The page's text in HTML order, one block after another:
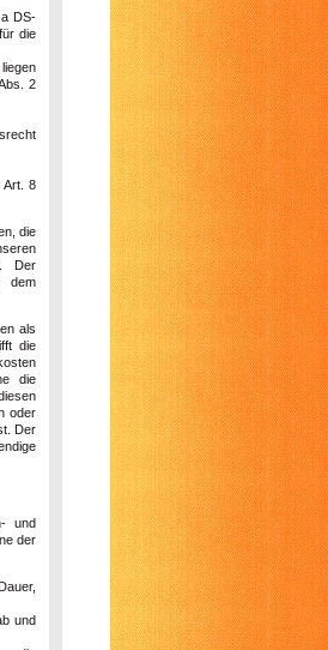
DS-
die
2
Art. 8
die
Der
dem
als
die
die
oder
Der
und
der
und